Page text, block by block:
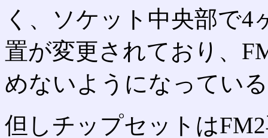
く、ソケット中央部で
置が変更されており、
めないようになってい
但しチップセットは